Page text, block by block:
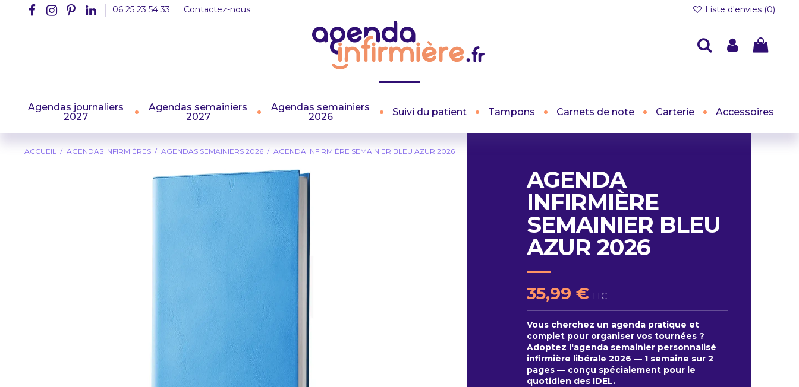
06 25 23 54 33 Contactez-nous Liste d'envies (0)
Agendas journaliers
2027
Agendas semainiers
2027
Agendas semainiers
2026
Suivi du patient Tampons Carnets de note Carterie Accessoires
ACCUEIL AGENDAS INFIRMIÈRES AGENDAS SEMAINIERS 2026 AGENDA INFIRMIÈRE SEMAINIER BLEU AZUR 2026
AGENDA
INFIRMIÈRE
SEMAINIER BLEU
AZUR 2026
35,99 € TTC
Vous cherchez un agenda pratique et
complet pour organiser vos tournées ?
Adoptez l'agenda semainier personnalisé
infirmière libérale 2026 — 1 semaine sur 2
pages — conçu spécialement pour le
quotidien des IDEL.